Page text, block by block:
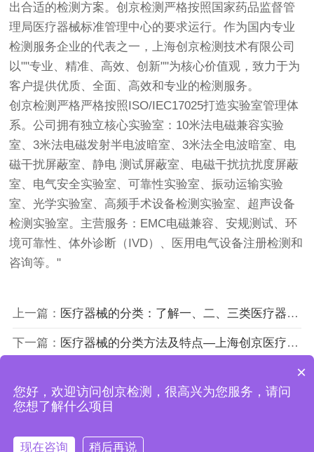
出合适的检测方案。创京检测 严格按照国家药品监督管
理局医疗器械标准管理中心的要求运行。作为国内专业
检测服务企业的代表之一，上海创京检测技术有限公司
以""专业、精准、高效、创新""为核心价值观，致力于为
客户提供优质、全面、高效和专业的检测服务。
创京检测 严格严格按照ISO/IEC17025打造实验室管理体
系。公司拥有独立核心实验室：10米法电磁兼容实验
室、3米法电磁发射半电波暗室、3米法全电波暗室、电
磁干扰屏蔽室、静电 测试屏蔽室、电磁干扰抗扰度屏蔽
室、电气安全实验室、可靠性实验室、振动运输实验
室、光学实验室、高频手术设备检测实验室、超声设备
检测实验室。主营服务：EMC电磁兼容、安规测试、环
境可靠性、体外诊断（IVD）、医用电气设备注册检测和
咨询等。"
上一篇： 医疗器械的分类：了解一、二、三类医疗器械—上海创京第三方检测中心
下一篇： 医疗器械的分类方法及特点—上海创京医疗器械检测机构
上海创京检测技术有限公司
×
您好，欢迎访问创京检测，很高兴为您服务，请问
您想了解什么项目
现在咨询 稍后再说